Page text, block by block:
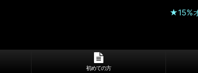
★15%
初めての方